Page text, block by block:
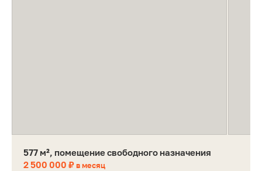
577 м², помещение свободного назначения
2 500 000 ₽в месяц